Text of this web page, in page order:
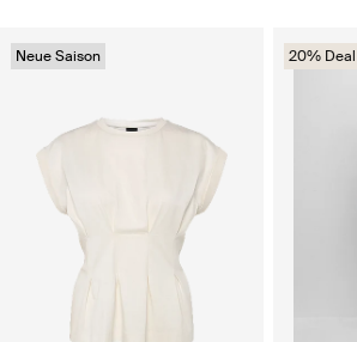
Neue Saison 20% Deal